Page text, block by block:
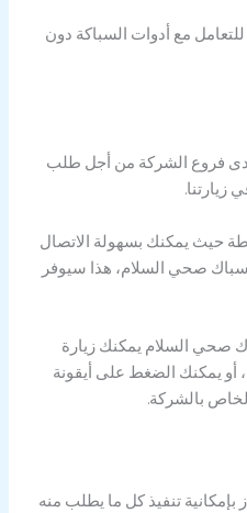
مع أدوات السباكة دون
فروع الشركة من أجل طلب
حيث يمكنك بسهولة الاتصال
صحي السلام، هذا سيوفر
صحي السلام يمكنك زيارة
يمكنك الضغط على أيقونة
بالشركة.
تنفيذ كل ما يطلب منه